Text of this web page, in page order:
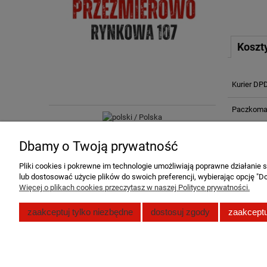
Kurier
Pomoc
Zwroty i reklamacje
Moje konto
Twoje
Dbamy o Twoją prywatność
Pliki cookies i pokrewne im technologie umożliwiają poprawne
lub dostosować użycie plików do swoich preferencji, wybierając opcję
Więcej o plikach cookies przeczytasz w naszej Polityce prywatności.
zaakceptuj tylko niezbędne dostosuj zgody